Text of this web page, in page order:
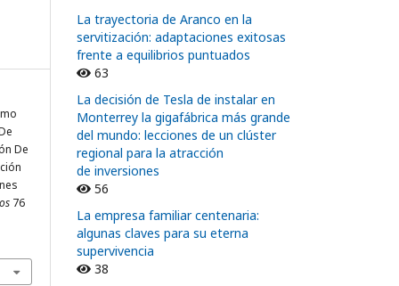
De
76
La trayectoria de Aranco en la
servitización: adaptaciones exitosas
frente a equilibrios puntuados
63
La decisión de Tesla de instalar en
Monterrey la gigafábrica más grande
del mundo: lecciones de un clúster
regional para la atracción
de inversiones
56
La empresa familiar centenaria:
algunas claves para su eterna
supervivencia
38